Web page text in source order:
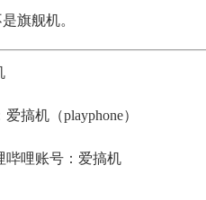
旗舰机。
搞机（playphone）
哔哩账号：爱搞机